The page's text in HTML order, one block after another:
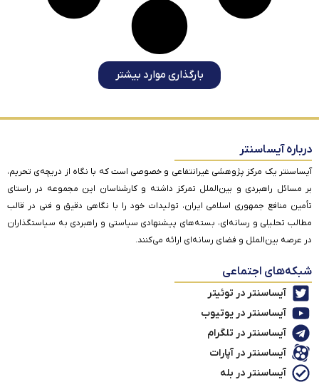
بارگذاری موارد بیشتر
درباره آیساسنتر
آیساسنتر یک مرکز پژوهشی غیرانتفاعی و خصوصی است که با نگاه از دریچه‌ی تحریم،
بر مسائل راهبردی و بین‌الملل تمرکز داشته و کارشناسان این مجموعه در راستای
تأمین منافع جمهوری اسلامی ایران، تولیدات خود را با نگاهی دقیق و فنی در قالب
مطالب تحلیلی و رسانه‌ای، بسته‌های پیشنهادی سیاستی و راهبردی به سیاستگذاران
در عرصه بین‌الملل و فضای رسانه‌ای ارائه می‌کنند.
شبکه‌های اجتماعی
آیساسنتر در توئیتر
آیساسنتر در یوتیوب
آیساسنتر در تلگرام
آیساسنتر در آپارات
آیساسنتر در بله